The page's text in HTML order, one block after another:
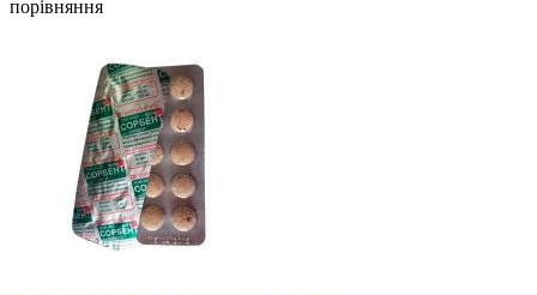
порівняння